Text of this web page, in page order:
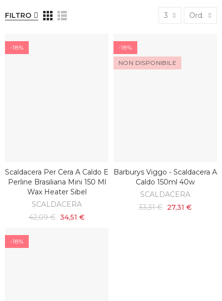
FILTRO 3 Ord.
-18%
AGGIUNGI AL CARRELLO
Scaldacera Per Cera A Caldo E
Perline Brasiliana Mini 150 Ml
Wax Heater Sibel
SCALDACERA
42,09 € 34,51 €
-18%
NON DISPONIBILE
SCOPRI
Barburys Viggo - Scaldacera A
Caldo 150ml 40w
SCALDACERA
33,31 € 27,31 €
-18%